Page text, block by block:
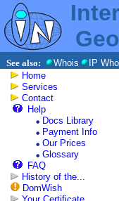
See also: Whois IP
Home
Services
Contact
Help
Docs Library
Payment Info
Our Prices
Glossary
FAQ
History of the...
DomWish